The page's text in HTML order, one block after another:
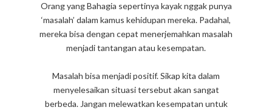
Orang yang Bahagia sepertinya kayak nggak punya
‘masalah’ dalam kamus kehidupan mereka. Padahal,
mereka bisa dengan cepat menerjemahkan masalah
menjadi tantangan atau kesempatan.
Masalah bisa menjadi positif. Sikap kita dalam
menyelesaikan situasi tersebut akan sangat
berbeda. Jangan melewatkan kesempatan untuk